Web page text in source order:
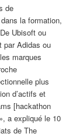
de
la formation,
Ubisoft ou
par Adidas ou
marques
plus
d’actifs et
[hackathon
a expliqué le 10
de The